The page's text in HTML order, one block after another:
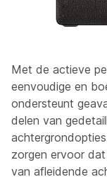
Met de actieve
eenvoudige en
ondersteunt
delen van
zorgen ervoor
van afleidende